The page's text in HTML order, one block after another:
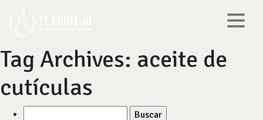
Tag Archives: aceite de
cutículas